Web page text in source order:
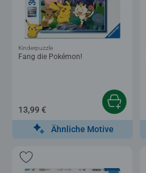
Fang die Pokémon!
Kinderpuzzle
13,99 €
Ähnliche Motive